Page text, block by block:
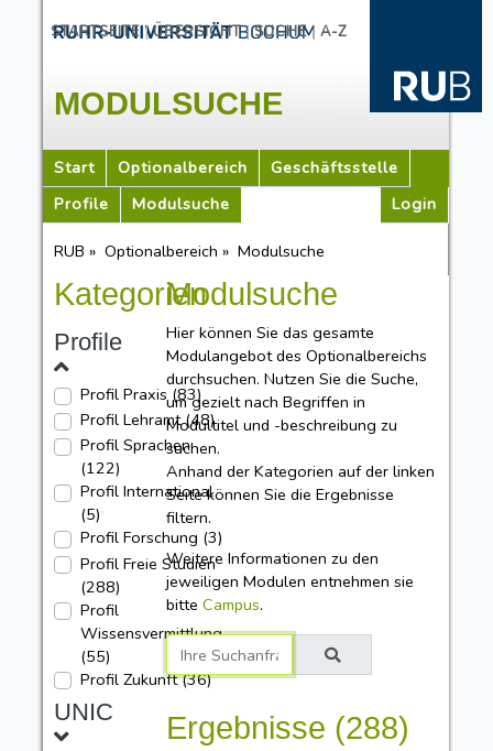
STARTSEITE|ÜBERSICHT|SUCHE|A-Z
MODULSUCHE
Start Optionalbereich
Geschäftsstelle
Profile
Modulsuche Login
RUB » Optionalbereich » Modulsuche
Kategorien
Profile
Profil Praxis(83)
Profil Lehramt(48)
Profil Sprachen
(122)
Profil International
(5)
Profil Forschung (3)
Profil Freie Studien
(288)
Profil
Wissensvermittlung
(55)
Profil Zukunft(36)
UNIC
Modulsuche
Hier können Sie das gesamte
Modulangebot des Optionalbereichs
durchsuchen. Nutzen Sie die Suche,
um gezielt nach Begriffen in
Modultitel und -beschreibung zu
suchen.
Anhand der Kategorien auf der linken
Seite können Sie die Ergebnisse
filtern.
Weitere Informationen zu den
jeweiligen Modulen entnehmen sie
bitteCampus.
Username
Ergebnisse (288)